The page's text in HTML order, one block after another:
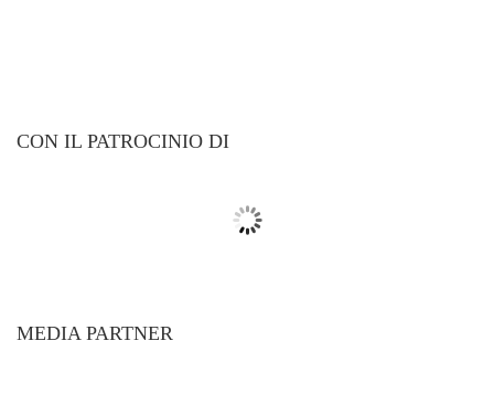
CON IL PATROCINIO DI
MEDIA PARTNER